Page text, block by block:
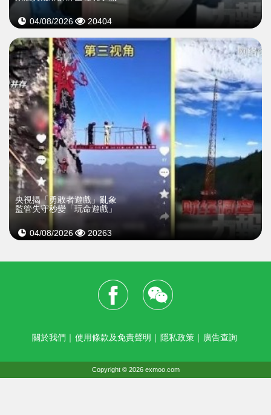
04/08/2026 20404
央視揭「勇敢者遊戲」亂象
監管失守秒變「玩命遊戲」
04/08/2026 20263
關於我們 ｜ 使用條款及免責聲明 ｜ 隱私政策 ｜ 廣告查詢
Copyright © 2026 exmoo.com